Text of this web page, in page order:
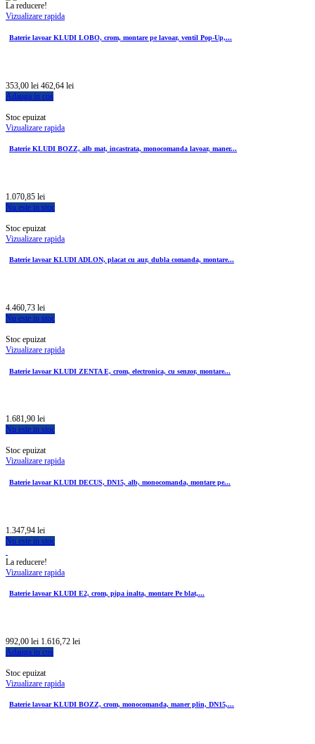
La reducere!
Vizualizare rapida
Baterie lavoar KLUDI LOBO, crom, montare pe lavoar, ventil Pop-Up,...
353,00 lei 462,64 lei
Adauga in cos
Stoc epuizat
Vizualizare rapida
Baterie KLUDI BOZZ, alb mat, incastrata, monocomanda lavoar, maner...
1.070,85 lei
Nu este in stoc
Stoc epuizat
Vizualizare rapida
Baterie lavoar KLUDI ADLON, placat cu aur, dubla comanda, montare...
4.460,73 lei
Nu este in stoc
Stoc epuizat
Vizualizare rapida
Baterie lavoar KLUDI ZENTA E, crom, electronica, cu senzor, montare...
1.681,90 lei
Nu este in stoc
Stoc epuizat
Vizualizare rapida
Baterie lavoar KLUDI DECUS, DN15, alb, monocomanda, montare pe...
1.347,94 lei
Nu este in stoc
La reducere!
Vizualizare rapida
Baterie lavoar KLUDI E2, crom, pipa inalta, montare Pe blat,...
992,00 lei 1.616,72 lei
Adauga in cos
Stoc epuizat
Vizualizare rapida
Baterie lavoar KLUDI BOZZ, crom, monocomanda, maner plin, DN15,...